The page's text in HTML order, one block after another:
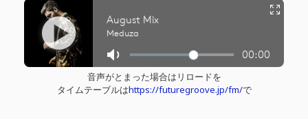
音声がとまった場合はリロードを
タイムテーブルはhttps://futuregroove.jp/fm/で